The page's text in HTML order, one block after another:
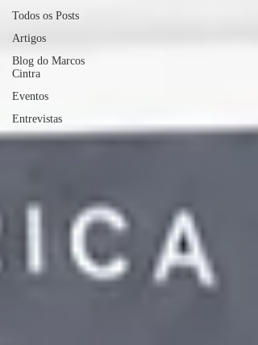
Todos os Posts
Artigos
Blog do Marcos
Cintra
Eventos
Entrevistas